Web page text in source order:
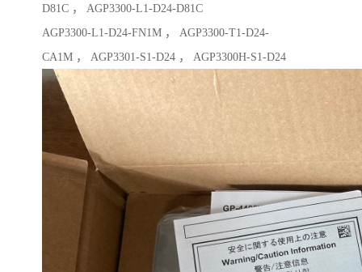
D81C ， AGP3300-L1-D24-D81C
AGP3300-L1-D24-FN1M ， AGP3300-T1-D24-
CA1M ， AGP3301-S1-D24 ， AGP3300H-S1-D24